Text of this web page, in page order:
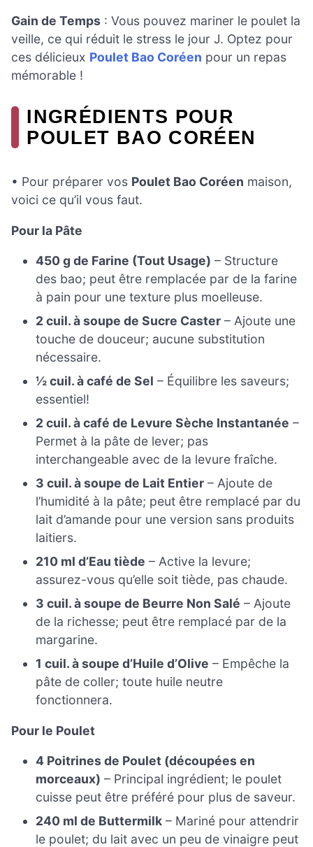
Gain de Temps : Vous pouvez mariner le poulet la
veille, ce qui réduit le stress le jour J. Optez pour
ces délicieux Poulet Bao Coréen pour un repas
mémorable !
INGRÉDIENTS POUR
POULET BAO CORÉEN
• Pour préparer vos Poulet Bao Coréen maison,
voici ce qu’il vous faut.
Pour la Pâte
450 g de Farine (Tout Usage) – Structure
des bao; peut être remplacée par de la farine
à pain pour une texture plus moelleuse.
2 cuil. à soupe de Sucre Caster – Ajoute une
touche de douceur; aucune substitution
nécessaire.
½ cuil. à café de Sel – Équilibre les saveurs;
essentiel!
2 cuil. à café de Levure Sèche Instantanée –
Permet à la pâte de lever; pas
interchangeable avec de la levure fraîche.
3 cuil. à soupe de Lait Entier – Ajoute de
l’humidité à la pâte; peut être remplacé par du
lait d’amande pour une version sans produits
laitiers.
210 ml d’Eau tiède – Active la levure;
assurez-vous qu’elle soit tiède, pas chaude.
3 cuil. à soupe de Beurre Non Salé – Ajoute
de la richesse; peut être remplacé par de la
margarine.
1 cuil. à soupe d’Huile d’Olive – Empêche la
pâte de coller; toute huile neutre
fonctionnera.
Pour le Poulet
4 Poitrines de Poulet (découpées en
morceaux) – Principal ingrédient; le poulet
cuisse peut être préféré pour plus de saveur.
240 ml de Buttermilk – Mariné pour attendrir
le poulet; du lait avec un peu de vinaigre peut